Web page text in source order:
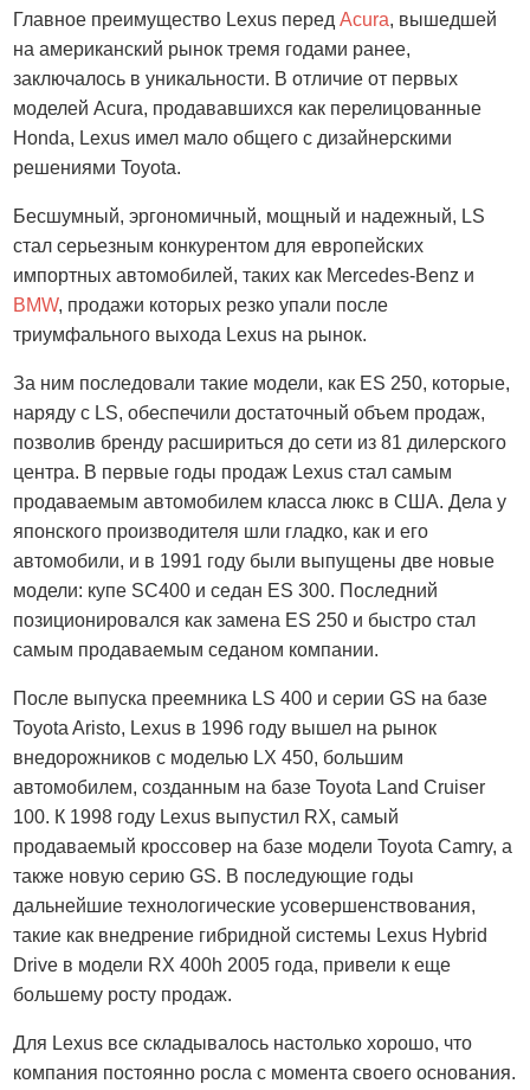
Главное преимущество Lexus передAcura, вышедшей
на американский рынок тремя годами ранее,
заключалось в уникальности. В отличие от первых
моделей Acura, продававшихся как перелицованные
Honda, Lexus имел мало общего с дизайнерскими
решениями Toyota.
Бесшумный, эргономичный, мощный и надежный, LS
стал серьезным конкурентом для европейских
импортных автомобилей, таких как Mercedes-Benz и
BMW, продажи которых резко упали после
триумфального выхода Lexus на рынок.
За ним последовали такие модели, как ES 250, которые,
наряду с LS, обеспечили достаточный объем продаж,
позволив бренду расшириться до сети из 81 дилерского
центра. В первые годы продаж Lexus стал самым
продаваемым автомобилем класса люкс в США. Дела у
японского производителя шли гладко, как и его
автомобили, и в 1991 году были выпущены две новые
модели: купе SC400 и седан ES 300. Последний
позиционировался как замена ES 250 и быстро стал
самым продаваемым седаном компании.
После выпуска преемника LS 400 и серии GS на базе
Toyota Aristo, Lexus в 1996 году вышел на рынок
внедорожников с моделью LX 450, большим
автомобилем, созданным на базе Toyota Land Cruiser
100. К 1998 году Lexus выпустил RX, самый
продаваемый кроссовер на базе модели Toyota Camry, а
также новую серию GS. В последующие годы
дальнейшие технологические усовершенствования,
такие как внедрение гибридной системы Lexus Hybrid
Drive в модели RX 400h 2005 года, привели к еще
большему росту продаж.
Для Lexus все складывалось настолько хорошо, что
компания постоянно росла с момента своего основания.